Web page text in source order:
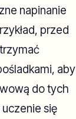
napinanie
przed
aby
do tych
się